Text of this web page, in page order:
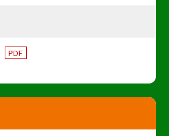
PDF